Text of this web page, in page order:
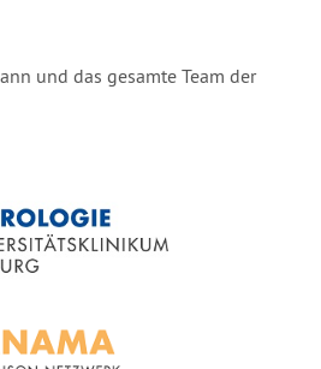
und das gesamte Team der